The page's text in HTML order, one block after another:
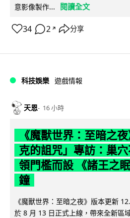
意影像製作...
閱讀全文
34 2 ↗ 分享
科技娛樂 遊戲情報
天恩 16 小時
《魔獸世界：至暗之
克的詛咒」專訪：巢
領門檻而設 《諸王之
鐘
《魔獸世界：至暗之夜》版本更新
於 8 月 13 日正式上線，帶來全新區